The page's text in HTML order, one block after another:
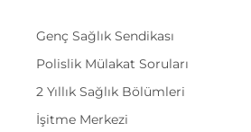
Genç Sağlık Sendikası
Polislik Mülakat Soruları
2 Yıllık Sağlık Bölümleri
İşitme Merkezi